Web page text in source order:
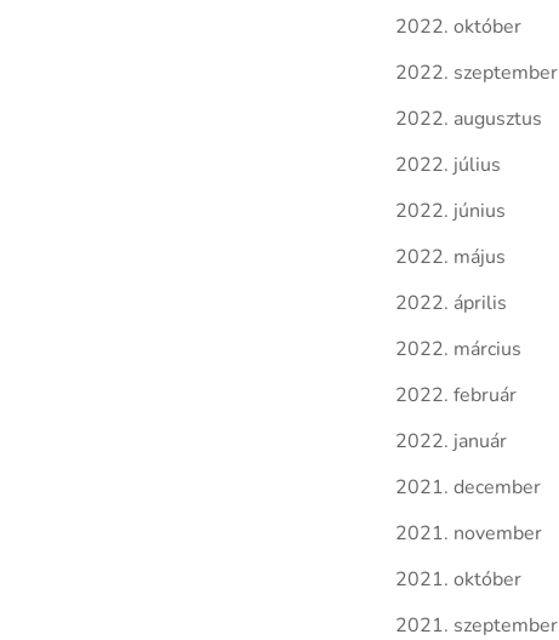
2022. október
2022. szeptember
2022. augusztus
2022. július
2022. június
2022. május
2022. április
2022. március
2022. február
2022. január
2021. december
2021. november
2021. október
2021. szeptember